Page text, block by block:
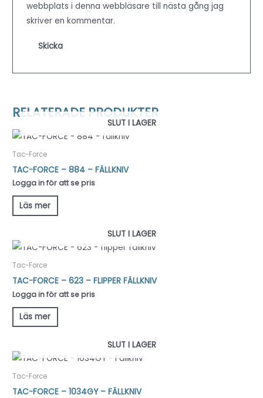
webbplats i denna webbläsare till nästa gång jag
skriver en kommentar.
RELATERADE PRODUKTER
SLUT I LAGER
Tac-Force
TAC-FORCE – 884 – FÄLLKNIV
Logga in för att se pris
Läs mer
SLUT I LAGER
Tac-Force
TAC-FORCE – 623 – FLIPPER FÄLLKNIV
Logga in för att se pris
Läs mer
SLUT I LAGER
Tac-Force
TAC-FORCE – 1034GY – FÄLLKNIV